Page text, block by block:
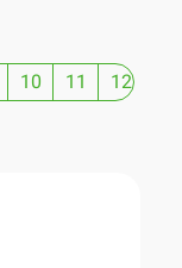
10 11 12